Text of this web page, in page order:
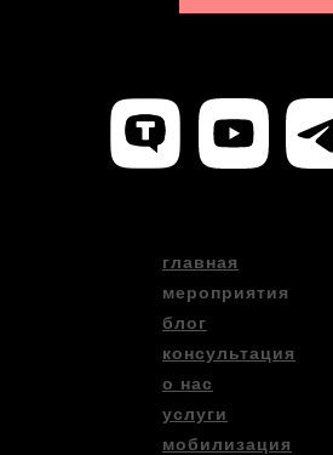
главная
блог
услуги
мероприятия
консультация
о нас
мобилизация